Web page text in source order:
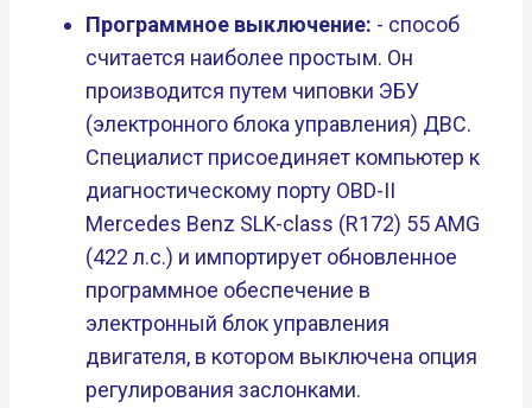
Программное выключение: - способ
считается наиболее простым. Он
производится путем чиповки ЭБУ
(электронного блока управления) ДВС.
Специалист присоединяет компьютер к
диагностическому порту OBD-II
Mercedes Benz SLK-class (R172) 55 AMG
(422 л.с.) и импортирует обновленное
программное обеспечение в
электронный блок управления
двигателя, в котором выключена опция
регулирования заслонками.